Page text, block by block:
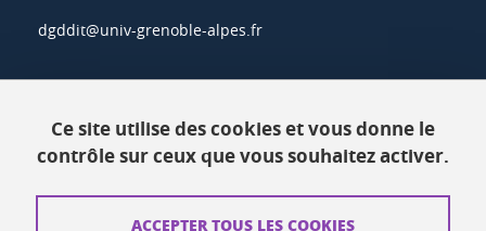
dgddit@univ-grenoble-alpes.fr
Ressources
Contacts
Ce site utilise des cookies et vous donne le
contrôle sur ceux que vous souhaitez activer.
ACCEPTER TOUS LES COOKIES